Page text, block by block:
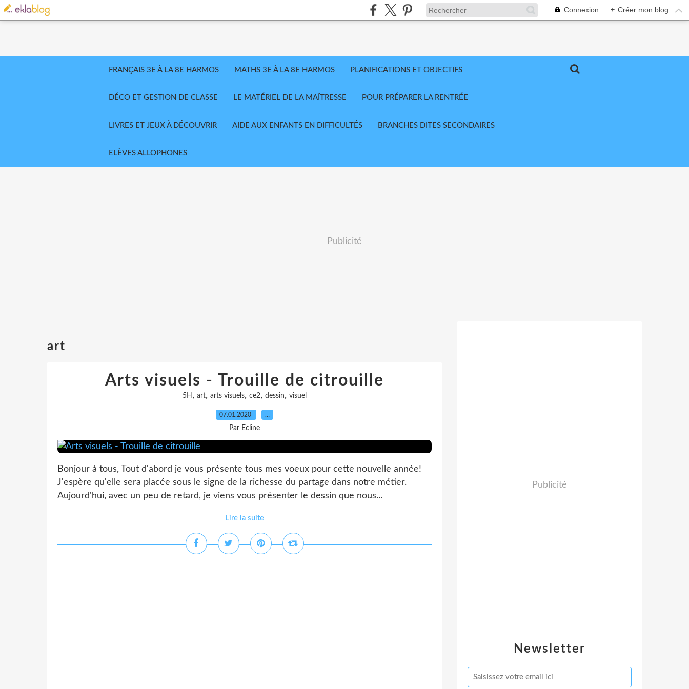
Connexion + Créer mon blog
FRANÇAIS 3E À LA 8E HARMOS MATHS 3E À LA 8E HARMOS PLANIFICATIONS ET OBJECTIFS
DÉCO ET GESTION DE CLASSE LE MATÉRIEL DE LA MAÎTRESSE POUR PRÉPARER LA RENTRÉE
LIVRES ET JEUX À DÉCOUVRIR AIDE AUX ENFANTS EN DIFFICULTÉS BRANCHES DITES SECONDAIRES
ELÈVES ALLOPHONES
Publicité
art
Arts visuels - Trouille de citrouille
5H , art, arts visuels, ce2, dessin, visuel
07.01.2020 …
Par Ecline
Bonjour à tous, Tout d'abord je vous présente tous mes voeux pour cette nouvelle année!
J'espère qu'elle sera placée sous le signe de la richesse du partage dans notre métier.
Aujourd'hui, avec un peu de retard, je viens vous présenter le dessin que nous...
Lire la suite
Newsletter
Publicité